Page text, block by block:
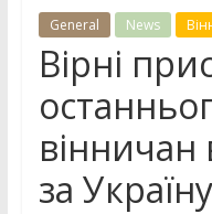
General News
Вірні
вінничан
за Україну